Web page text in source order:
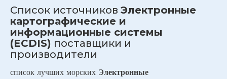
Список источников Электронные
картографические и
информационные системы
(ECDIS) поставщики и
производители
список лучших морских Электронные